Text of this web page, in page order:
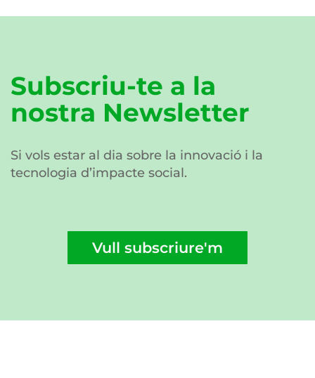
Subscriu-te a la
nostra Newsletter
Si vols estar al dia sobre la innovació i la
tecnologia d’impacte social.
Vull subscriure'm